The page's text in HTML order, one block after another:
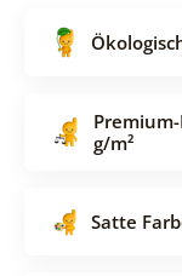
g/m²
Satte